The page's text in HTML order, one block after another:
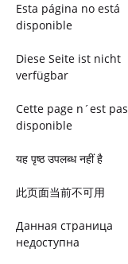
Esta página no está
disponible
Diese Seite ist nicht
verfügbar
Cette page n´est pas
disponible
यह पृष्ठ उपलब्ध नहीं है
此页面当前不可用
Данная страница
недоступна